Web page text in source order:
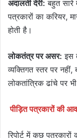
अदालती देरी: बहुत
पत्रकारों का करियर,
होती है।
लोकतंत्र पर असर: इस
व्यक्तिगत स्तर पर नहीं,
लोकतांत्रिक ढांचे पर
पीड़ित पत्रकारों की
रिपोर्ट में कुछ पत्रकारों